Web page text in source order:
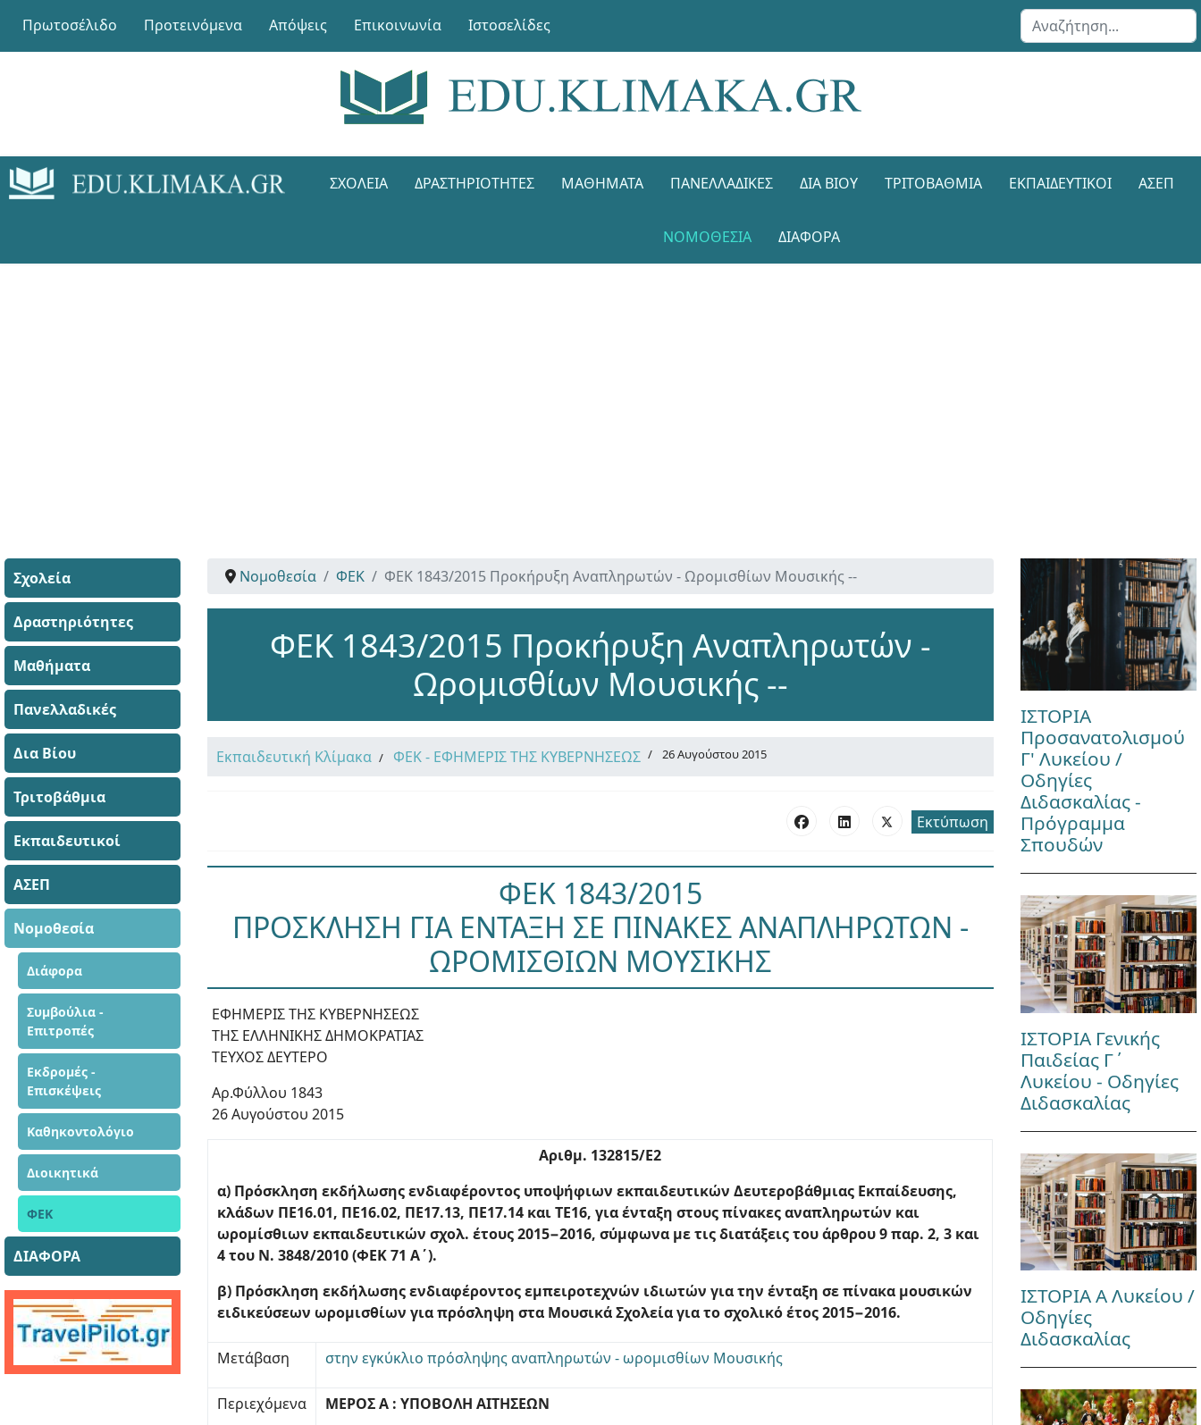
Πρωτοσέλιδο Προτεινόμενα Απόψεις Επικοινωνία Ιστοσελίδες Αναζήτηση...
ΣΧΟΛΕΊΑ ΔΡΑΣΤΗΡΙΌΤΗΤΕΣ ΜΑΘΉΜΑΤΑ ΠΑΝΕΛΛΑΔΙΚΈΣ ΔΙΑ ΒΊΟΥ ΤΡΙΤΟΒΆΘΜΙΑ ΕΚΠΑΙΔΕΥΤΙΚΟΊ ΑΣΕΠ
ΝΟΜΟΘΕΣΊΑ ΔΙΑΦΟΡΑ
Σχολεία
Δραστηριότητες
Μαθήματα
Πανελλαδικές
Δια Βίου
Τριτοβάθμια
Εκπαιδευτικοί
ΑΣΕΠ
Νομοθεσία
Διάφορα
Συμβούλια -
Επιτροπές
Εκδρομές -
Επισκέψεις
Καθηκοντολόγιο
Διοικητικά
ΦΕΚ
ΔΙΑΦΟΡΑ
Νομοθεσία ΦΕΚ ΦΕΚ 1843/2015 Προκήρυξη Αναπληρωτών - Ωρομισθίων Μουσικής --
ΦΕΚ 1843/2015 Προκήρυξη Αναπληρωτών -
Ωρομισθίων Μουσικής --
Εκπαιδευτική Κλίμακα ΦΕΚ - ΕΦΗΜΕΡΙΣ ΤΗΣ ΚΥΒΕΡΝΗΣΕΩΣ 26 Αυγούστου 2015
Εκτύπωση
ΦΕΚ 1843/2015
ΠΡΟΣΚΛΗΣΗ ΓΙΑ ΕΝΤΑΞΗ ΣΕ ΠΙΝΑΚΕΣ ΑΝΑΠΛΗΡΩΤΩΝ -
ΩΡΟΜΙΣΘΙΩΝ ΜΟΥΣΙΚΗΣ
ΕΦΗΜΕΡΙΣ ΤΗΣ ΚΥΒΕΡΝΗΣΕΩΣ
ΤΗΣ ΕΛΛΗΝΙΚΗΣ ΔΗΜΟΚΡΑΤΙΑΣ
ΤΕΥΧΟΣ ΔΕΥΤΕΡΟ
Αρ.Φύλλου 1843
26 Αυγούστου 2015
Αριθμ. 132815/E2
α) Πρόσκληση εκδήλωσης ενδιαφέροντος υποψήφιων εκπαιδευτικών Δευτεροβάθμιας Εκπαίδευσης,
κλάδων ΠΕ16.01, ΠΕ16.02, ΠΕ17.13, ΠΕ17.14 και ΤΕ16, για ένταξη στους πίνακες αναπληρωτών και
ωρομίσθιων εκπαιδευτικών σχολ. έτους 2015−2016, σύμφωνα με τις διατάξεις του άρθρου 9 παρ. 2, 3 και
4 του Ν. 3848/2010 (ΦΕΚ 71 Α΄).
β) Πρόσκληση εκδήλωσης ενδιαφέροντος εμπειροτεχνών ιδιωτών για την ένταξη σε πίνακα μουσικών
ειδικεύσεων ωρομισθίων για πρόσληψη στα Μουσικά Σχολεία για το σχολικό έτος 2015−2016.
Μετάβαση στην εγκύκλιο πρόσληψης αναπληρωτών - ωρομισθίων Μουσικής
Περιεχόμενα
ΜΕΡΟΣ Α : ΥΠΟΒΟΛΗ ΑΙΤΗΣΕΩΝ
ΙΣΤΟΡΙΑ
Προσανατολισμού
Γ' Λυκείου /
Οδηγίες
Διδασκαλίας -
Πρόγραμμα
Σπουδών
ΙΣΤΟΡΙΑ Γενικής
Παιδείας Γ΄
Λυκείου - Οδηγίες
Διδασκαλίας
ΙΣΤΟΡΙΑ Α Λυκείου /
Οδηγίες
Διδασκαλίας